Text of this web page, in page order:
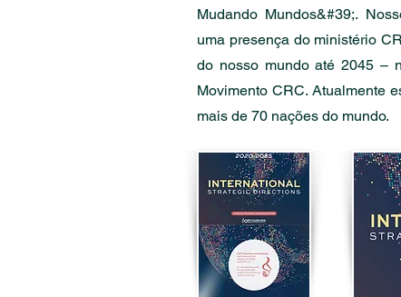
Mudando Mundos&#39;.
uma presença do ministério
do nosso mundo até 2045 –
Movimento CRC. Atualmente
mais de 70 nações do mundo.